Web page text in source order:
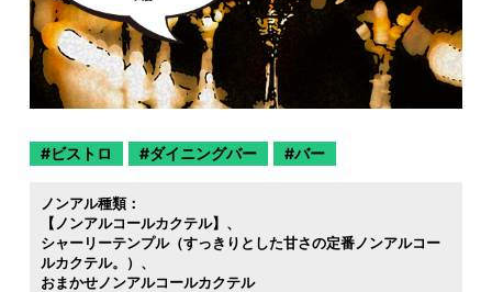
ビストロ ダイニングバー バー
ノンアル種類：
【ノンアルコールカクテル】
シャーリーテンプル（すっきりとした甘さの定番ノンアルコー
ルカクテル。）
おまかせノンアルコールカクテル